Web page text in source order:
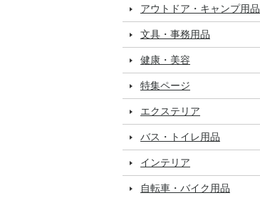
アウトドア・キャンプ用品
文具・事務用品
健康・美容
特集ページ
エクステリア
バス・トイレ用品
インテリア
自転車・バイク用品